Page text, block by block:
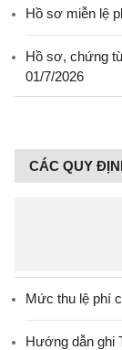
Hồ sơ miễn lệ
Hồ sơ, chứng
01/7/2026
CÁC QUY
Mức thu lệ phí
Hướng dẫn ghi